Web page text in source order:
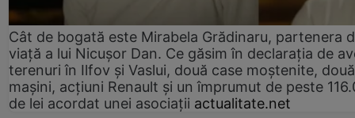
Cât de bogată este Mirabela Grădinaru, partenera
viață a lui Nicușor Dan. Ce găsim în declarația de
terenuri în Ilfov și Vaslui, două case moștenite, două
mașini, acțiuni Renault și un împrumut de peste
de lei acordat unei asociații actualitate.net